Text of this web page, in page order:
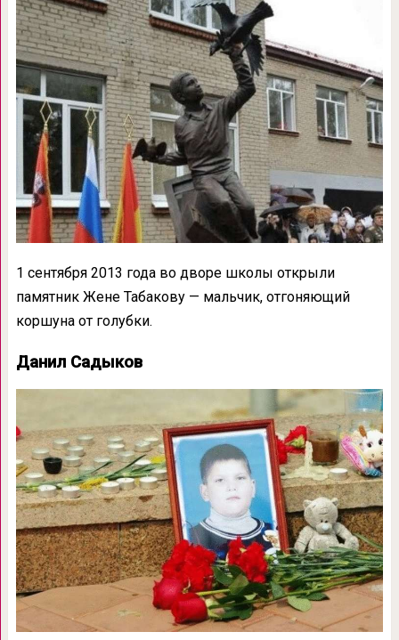
1 сентября 2013 года во дворе школы открыли
памятник Жене Табакову — мальчик, отгоняющий
коршуна от голубки.
Данил Садыков